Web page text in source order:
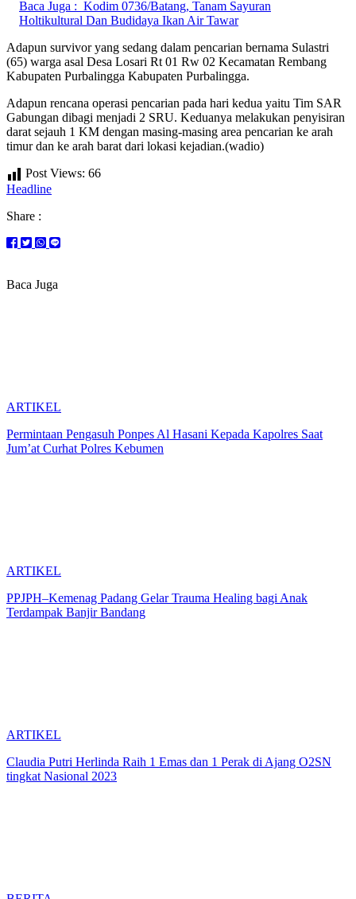
Baca Juga : Kodim 0736/Batang, Tanam Sayuran
Holtikultural Dan Budidaya Ikan Air Tawar
Adapun survivor yang sedang dalam pencarian bernama Sulastri
(65) warga asal Desa Losari Rt 01 Rw 02 Kecamatan Rembang
Kabupaten Purbalingga Kabupaten Purbalingga.
Adapun rencana operasi pencarian pada hari kedua yaitu Tim SAR
Gabungan dibagi menjadi 2 SRU. Keduanya melakukan penyisiran
darat sejauh 1 KM dengan masing-masing area pencarian ke arah
timur dan ke arah barat dari lokasi kejadian.(wadio)
Post Views: 66
Headline
Share :
Baca Juga
ARTIKEL
Permintaan Pengasuh Ponpes Al Hasani Kepada Kapolres Saat
Jum’at Curhat Polres Kebumen
ARTIKEL
PPJPH–Kemenag Padang Gelar Trauma Healing bagi Anak
Terdampak Banjir Bandang
ARTIKEL
Claudia Putri Herlinda Raih 1 Emas dan 1 Perak di Ajang O2SN
tingkat Nasional 2023